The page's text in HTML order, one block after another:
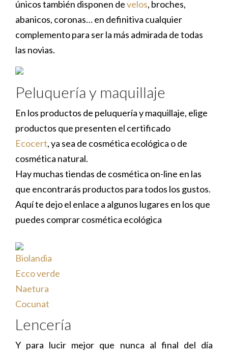
únicos también disponen develos, broches,
abanicos, coronas… en definitiva cualquier
complemento para ser la más admirada de todas
las novias.
Peluquería y maquillaje
En los productos de peluquería y maquillaje, elige
productos que presenten el certificado
Ecocert, ya sea de cosmética ecológica o de
cosmética natural.
Hay muchas tiendas de cosmética on-line en las
que encontrarás productos para todos los gustos.
Aquí te dejo el enlace a algunos lugares en los que
puedes comprar cosmética ecológica
Biolandia
Ecco verde
Naetura
Cocunat
Lencería
Y para lucir mejor que nunca al final del día